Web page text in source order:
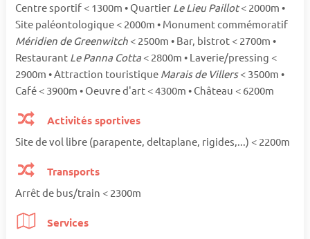
Centre sportif < 1300m • Quartier Le Lieu Paillot< 2000m •
Site paléontologique < 2000m • Monument commémoratif
Méridien de Greenwitch < 2500m • Bar, bistrot < 2700m •
Restaurant Le Panna Cotta < 2800m • Laverie/pressing <
2900m • Attraction touristique Marais de Villers< 3500m •
Café < 3900m • Oeuvre d'art < 4300m • Château < 6200m
Activités sportives
Site de vol libre (parapente, deltaplane, rigides,...) < 2200m
Transports
Arrêt de bus/train < 2300m
Services